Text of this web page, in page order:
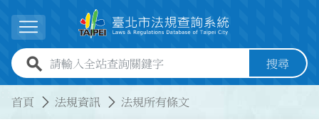
展開選單
全站查詢關鍵字欄位 搜尋
首頁 法規資訊 法規所有條文